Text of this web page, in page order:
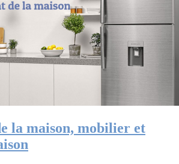
la maison, mobilier et